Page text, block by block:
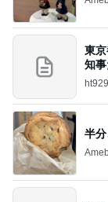
東
知
か？
半